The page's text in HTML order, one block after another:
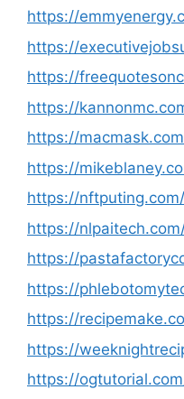
https://
https://
https://
https://
https://
https://
https://nftputing.com/
https://
https://
https://
https://
https://
https://